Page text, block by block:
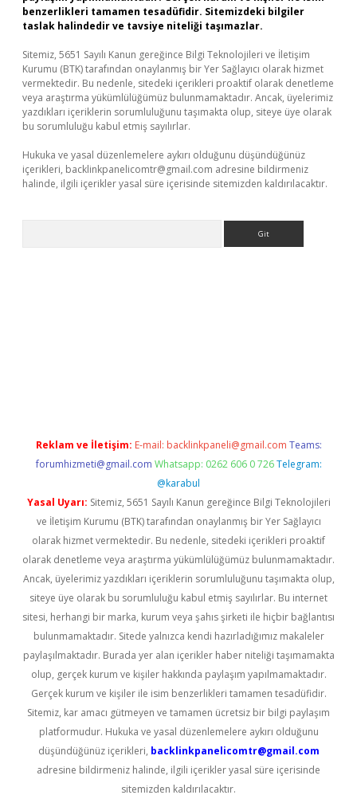
benzerlikleri tamamen tesadüfidir. Sitemizdeki bilgiler
taslak halindedir ve tavsiye niteliği taşımazlar.
Sitemiz, 5651 Sayılı Kanun gereğince Bilgi Teknolojileri ve İletişim
Kurumu (BTK) tarafından onaylanmış bir Yer Sağlayıcı olarak hizmet
vermektedir. Bu nedenle, sitedeki içerikleri proaktif olarak denetleme
veya araştırma yükümlülüğümüz bulunmamaktadır. Ancak, üyelerimiz
yazdıkları içeriklerin sorumluluğunu taşımakta olup, siteye üye olarak
bu sorumluluğu kabul etmiş sayılırlar.
Hukuka ve yasal düzenlemelere aykırı olduğunu düşündüğünüz
içerikleri, backlinkpanelicomtr@gmail.com adresine bildirmeniz
halinde, ilgili içerikler yasal süre içerisinde sitemizden kaldırılacaktır.
Reklam ve İletişim: E-mail: backlinkpaneli@gmail.com Teams:
forumhizmeti@gmail.com Whatsapp: 0262 606 0 726 Telegram:
@karabul
Yasal Uyarı: Sitemiz, 5651 Sayılı Kanun gereğince Bilgi Teknolojileri
ve İletişim Kurumu (BTK) tarafından onaylanmış bir Yer Sağlayıcı
olarak hizmet vermektedir. Bu nedenle, sitedeki içerikleri proaktif
olarak denetleme veya araştırma yükümlülüğümüz bulunmamaktadır.
Ancak, üyelerimiz yazdıkları içeriklerin sorumluluğunu taşımakta olup,
siteye üye olarak bu sorumluluğu kabul etmiş sayılırlar. Bu internet
sitesi, herhangi bir marka, kurum veya şahıs şirketi ile hiçbir bağlantısı
bulunmamaktadır. Sitede yalnızca kendi hazırladığımız makaleler
paylaşılmaktadır. Burada yer alan içerikler haber niteliği taşımamakta
olup, gerçek kurum ve kişiler hakkında paylaşım yapılmamaktadır.
Gerçek kurum ve kişiler ile isim benzerlikleri tamamen tesadüfidir.
Sitemiz, kar amacı gütmeyen ve tamamen ücretsiz bir bilgi paylaşım
platformudur. Hukuka ve yasal düzenlemelere aykırı olduğunu
düşündüğünüz içerikleri, backlinkpanelicomtr@gmail.com
adresine bildirmeniz halinde, ilgili içerikler yasal süre içerisinde
sitemizden kaldırılacaktır.